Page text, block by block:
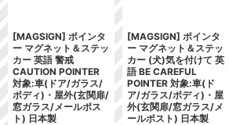
[MAGSIGN] ポインタ
ー マグネット＆ステッ
カー 英語 警戒
CAUTION POINTER
対象:車(ドア/ガラス/
ボディ)・屋外(玄関扉/
窓ガラス/メールポス
ト) 日本製
[MAGSIGN] ポインタ
ー マグネット＆ステッ
カー (犬)気を付けて 英
語 BE CAREFUL
POINTER 対象:車(ド
ア/ガラス/ボディ)・屋
外(玄関扉/窓ガラス/メ
ールポスト) 日本製